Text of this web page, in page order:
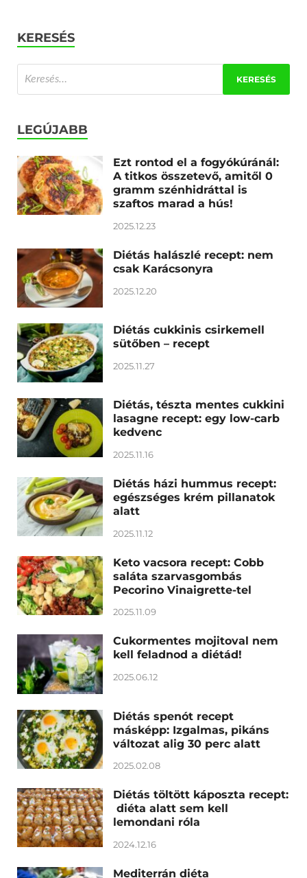
KERESÉS
LEGÚJABB
Ezt rontod el a fogyókúránál:
A titkos összetevő, amitől 0
gramm szénhidráttal is
szaftos marad a hús!
2025.12.23
Diétás halászlé recept: nem
csak Karácsonyra
2025.12.20
Diétás cukkinis csirkemell
sütőben – recept
2025.11.27
Diétás, tészta mentes cukkini
lasagne recept: egy low-carb
kedvenc
2025.11.16
Diétás házi hummus recept:
egészséges krém pillanatok
alatt
2025.11.12
Keto vacsora recept: Cobb
saláta szarvasgombás
Pecorino Vinaigrette-tel
2025.11.09
Cukormentes mojitoval nem
kell feladnod a diétád!
2025.06.12
Diétás spenót recept
másképp: Izgalmas, pikáns
változat alig 30 perc alatt
2025.02.08
Diétás töltött káposzta recept:
diéta alatt sem kell
lemondani róla
2024.12.16
Mediterrán diéta